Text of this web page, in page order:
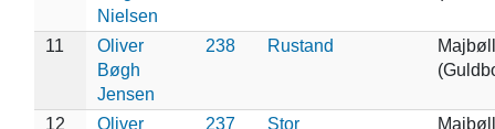
Nielsen
11
Oliver
Bøgh
Jensen
238 Rustand
12
Oliver
237
Stor